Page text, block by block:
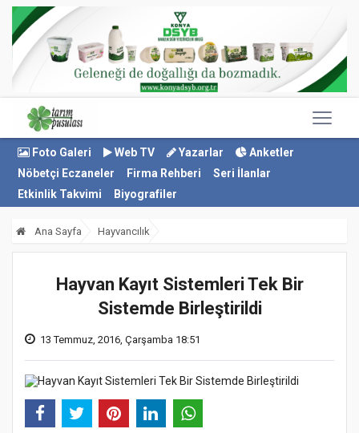
Foto Galeri Web TV Yazarlar
Anketler
Nöbetçi Eczaneler
Firma Rehberi
Seri İlanlar
Etkinlik Takvimi
Biyografiler
Ana Sayfa Hayvancılık
Hayvan Kayıt Sistemleri Tek Bir
Sistemde Birleştirildi
13 Temmuz, 2016, Çarşamba 18:51